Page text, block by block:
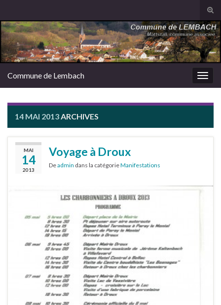
Search for:
Commune de Lembach
14 MAI 2013 ARCHIVES
MAI
14
2013
Voyage à Droux
Deadmin dans la catégorieManifestations